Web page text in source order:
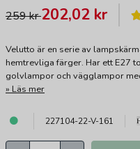
259 kr202,02 kr
Velutto är en serie av
hemtrevliga färger. Har ett E27
golvlampor och vägglampor
Läs mer
227104-22-V-161